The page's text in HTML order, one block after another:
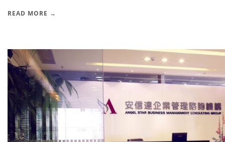
READ MORE →